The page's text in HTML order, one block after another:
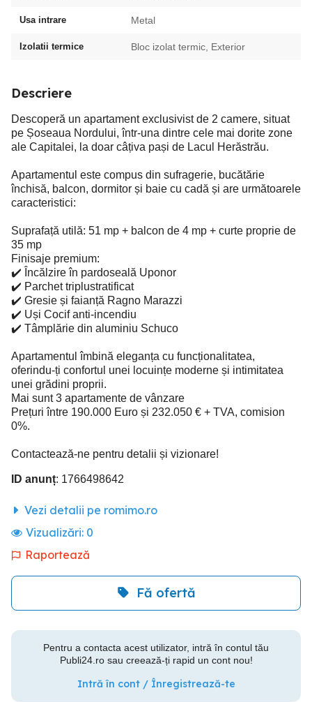
Usa intrare Metal
Izolatii termice Bloc izolat termic, Exterior
Descriere
Descoperă un apartament exclusivist de 2 camere, situat
pe Șoseaua Nordului, într-una dintre cele mai dorite zone
ale Capitalei, la doar câțiva pași de Lacul Herăstrău.
Apartamentul este compus din sufragerie, bucătărie
închisă, balcon, dormitor și baie cu cadă și are următoarele
caracteristici:
Suprafață utilă: 51 mp + balcon de 4 mp + curte proprie de
35 mp
Finisaje premium:
✔️ Încălzire în pardoseală Uponor
✔️ Parchet triplustratificat
✔️ Gresie și faianță Ragno Marazzi
✔️ Uși Cocif anti-incendiu
✔️ Tâmplărie din aluminiu Schuco
Apartamentul îmbină eleganța cu funcționalitatea,
oferindu-ți confortul unei locuințe moderne și intimitatea
unei grădini proprii.
Mai sunt 3 apartamente de vânzare
Prețuri între 190.000 Euro și 232.050 € + TVA, comision
0%.
Contactează-ne pentru detalii și vizionare!
ID anunț: 1766498642
Vezi detalii pe romimo.ro
Vizualizări: 0
Raportează
Fă ofertă
Pentru a contacta acest utilizator, intră în contul tău
Publi24.ro sau creează-ți rapid un cont nou!
Intră în cont / Înregistrează-te